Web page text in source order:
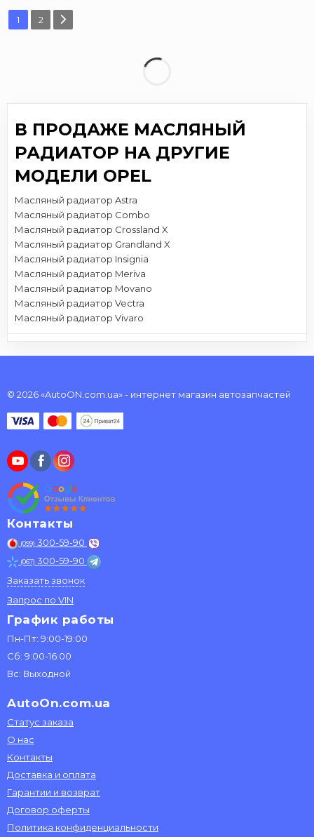
1 2
В ПРОДАЖЕ МАСЛЯНЫЙ
РАДИАТОР НА ДРУГИЕ
МОДЕЛИ OPEL
Масляный радиатор Astra
Масляный радиатор Combo
Масляный радиатор Crossland X
Масляный радиатор Grandland X
Масляный радиатор Insignia
Масляный радиатор Meriva
Масляный радиатор Movano
Масляный радиатор Vectra
Масляный радиатор Vivaro
© 2026 «AutoON.com.ua» - интернет магазин автозапчастей
Контакты
(099) 300-59-90
(067) 300-59-90
Заказать звонок
Запрос по VIN
График работы
Пн-Пт: 9:00-19:00
Сб: 9:00-16:00
Вс: Выходной
AutoOn.com.ua
Статус заказа
О нас
Контакты
Доставка и оплата
Гарантии и возврат
Договор оферты
Политика конфиденциальности